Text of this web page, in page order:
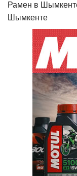
Рамен в
Шымкенте